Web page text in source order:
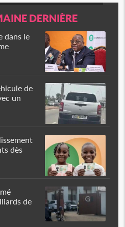
DERNIÈRE
dans le
de
un
dès
de